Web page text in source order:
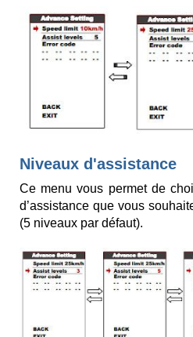
Niveaux d'assistance
Ce menu vous permet de
d’assistance que vous
(5 niveaux par défaut).